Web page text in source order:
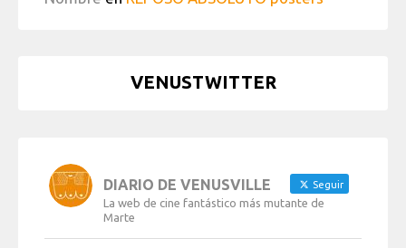
VENUSTWITTER
DIARIO DE VENUSVILLE Seguir
La web de cine fantástico más mutante de
Marte